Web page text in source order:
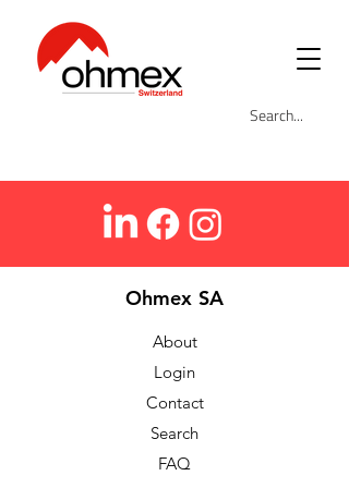
Ohmex SA
About
Login
Contact
Search
FAQ